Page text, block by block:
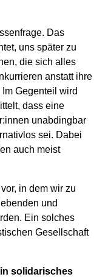
Das
uns später zu
die sich alles
anstatt ihre
Gegenteil wird
dass eine
unabdingbar
sei. Dabei
auch meist
in dem wir zu
und
Ein solches
Gesellschaft
solidarisches